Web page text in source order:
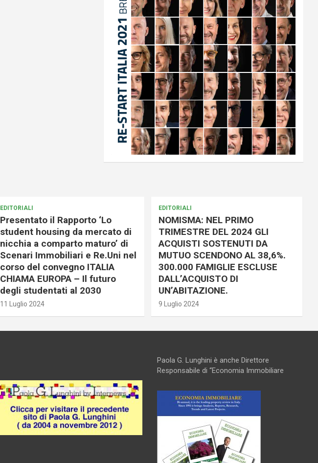
EDITORIALI
Presentato il Rapporto ‘Lo
student housing da mercato di
nicchia a comparto maturo’ di
Scenari Immobiliari e Re.Uni nel
corso del convegno ITALIA
CHIAMA EUROPA – Il futuro
degli studentati al 2030
11 Luglio 2024
EDITORIALI
NOMISMA: NEL PRIMO
TRIMESTRE DEL 2024 GLI
ACQUISTI SOSTENUTI DA
MUTUO SCENDONO AL 38,6%.
300.000 FAMIGLIE ESCLUSE
DALL’ACQUISTO DI
UN’ABITAZIONE.
9 Luglio 2024
Paola G. Lunghini è anche Direttore
Responsabile di “Economia Immobiliare